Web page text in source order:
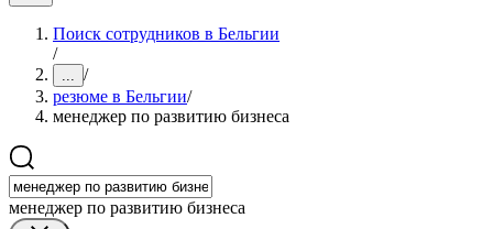
Поиск сотрудников в Бельгии
/
... /
резюме в Бельгии/
менеджер по развитию бизнеса
менеджер по развитию бизнеса